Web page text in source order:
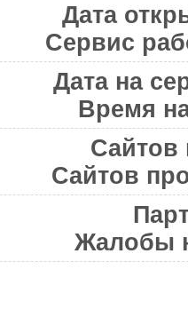
Дата
Сервис
Дата на
Время
Сайтов
Сайтов
Жалобы